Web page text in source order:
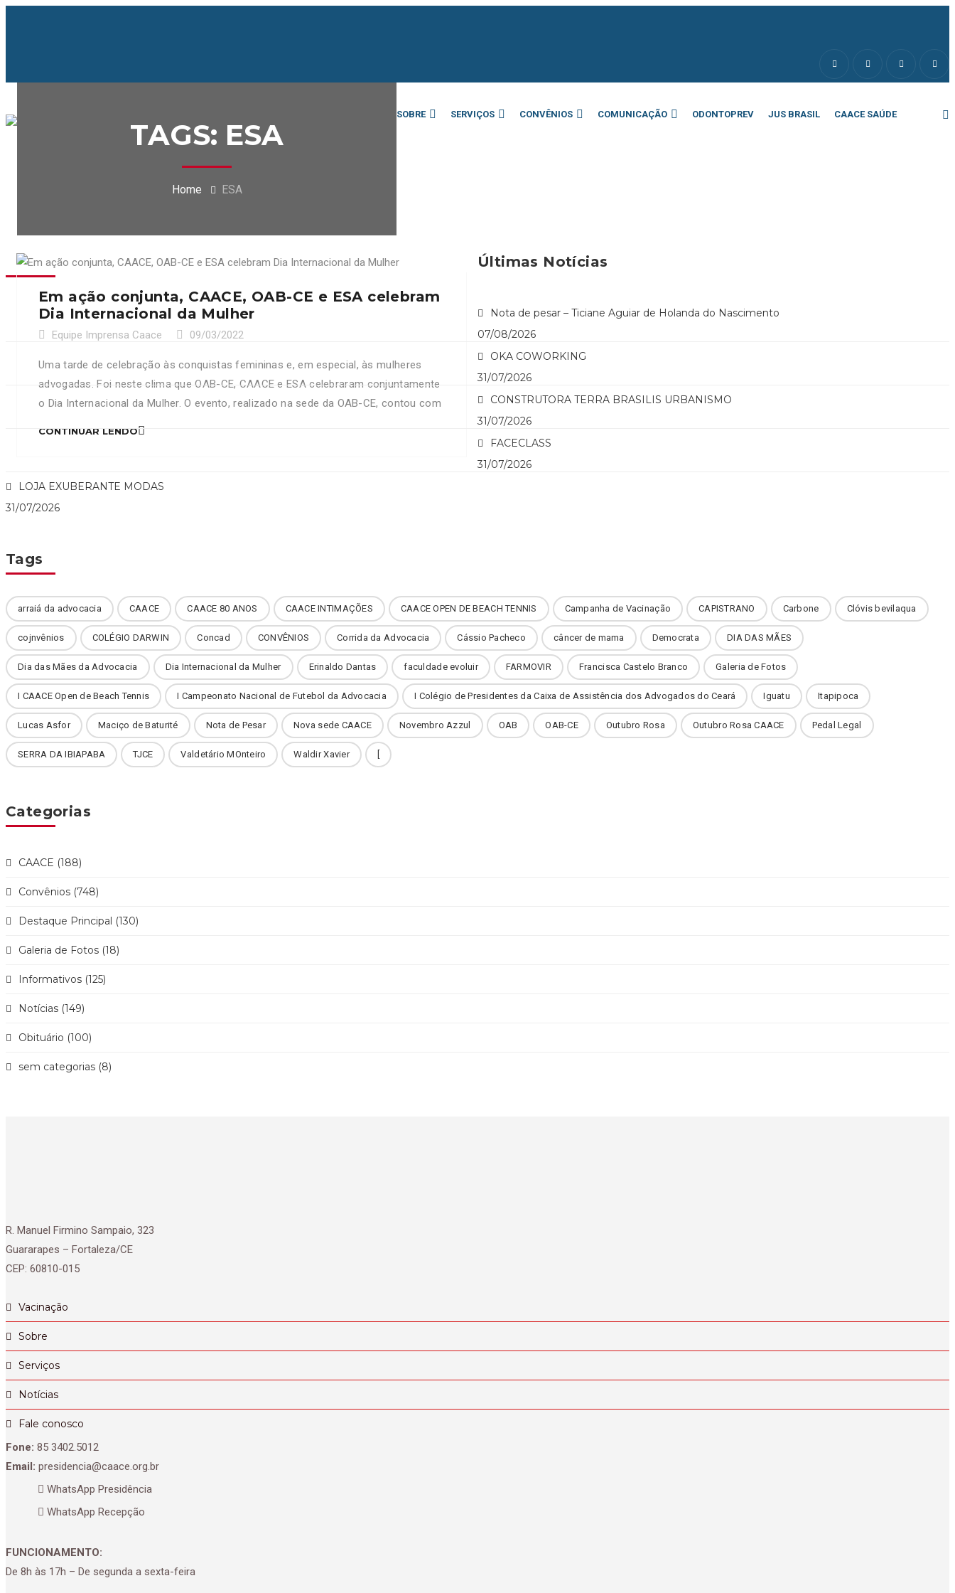
SOBRE SERVIÇOS CONVÊNIOS COMUNICAÇÃO ODONTOPREV JUS BRASIL CAACE SAÚDE
TAGS: ESA
Home ESA
Em ação conjunta, CAACE, OAB-CE e ESA celebram
Dia Internacional da Mulher
Equipe Imprensa Caace 09/03/2022
Uma tarde de celebração às conquistas femininas e, em especial, às mulheres
advogadas. Foi neste clima que OAB-CE, CAACE e ESA celebraram conjuntamente
o Dia Internacional da Mulher. O evento, realizado na sede da OAB-CE, contou com
CONTINUAR LENDO
Últimas Notícias
Nota de pesar – Ticiane Aguiar de Holanda do Nascimento
07/08/2026
OKA COWORKING
31/07/2026
CONSTRUTORA TERRA BRASILIS URBANISMO
31/07/2026
FACECLASS
31/07/2026
LOJA EXUBERANTE MODAS
31/07/2026
Tags
arraiá da advocacia CAACE CAACE 80 ANOS CAACE INTIMAÇÕES CAACE OPEN DE BEACH TENNIS Campanha de Vacinação CAPISTRANO Carbone Clóvis bevilaqua
cojnvênios COLÉGIO DARWIN Concad CONVÊNIOS Corrida da Advocacia Cássio Pacheco câncer de mama Democrata DIA DAS MÃES
Dia das Mães da Advocacia Dia Internacional da Mulher Erinaldo Dantas faculdade evoluir FARMOVIR Francisca Castelo Branco Galeria de Fotos
I CAACE Open de Beach Tennis I Campeonato Nacional de Futebol da Advocacia I Colégio de Presidentes da Caixa de Assistência dos Advogados do Ceará Iguatu Itapipoca
Lucas Asfor Maciço de Baturité Nota de Pesar Nova sede CAACE Novembro Azzul OAB OAB-CE Outubro Rosa Outubro Rosa CAACE Pedal Legal
SERRA DA IBIAPABA TJCE Valdetário MOnteiro Waldir Xavier
Categorias
CAACE (188)
Convênios (748)
Destaque Principal (130)
Galeria de Fotos (18)
Informativos (125)
Notícias (149)
Obituário (100)
sem categorias (8)
R. Manuel Firmino Sampaio, 323
Guararapes – Fortaleza/CE
CEP: 60810-015
Vacinação
Sobre
Serviços
Notícias
Fale conosco
Fone: 85 3402.5012
Email: presidencia@caace.org.br
WhatsApp Presidência
WhatsApp Recepção
FUNCIONAMENTO:
De 8h às 17h – De segunda a sexta-feira